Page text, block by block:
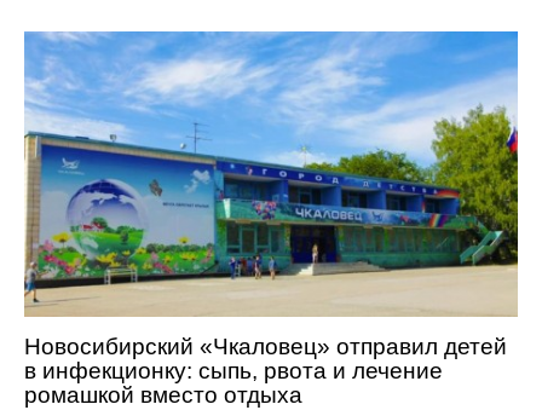
Новосибирский «Чкаловец» отправил детей
в инфекционку: сыпь, рвота и лечение
ромашкой вместо отдыха